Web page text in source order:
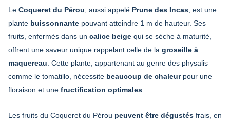
Le Coqueret du Pérou , aussi appelé Prune des Incas , est une
plante buissonnante pouvant atteindre 1 m de hauteur. Ses
fruits, enfermés dans un calice beige qui se sèche à maturité,
offrent une saveur unique rappelant celle de la groseille à
maquereau . Cette plante, appartenant au genre des physalis
comme le tomatillo, nécessite beaucoup de chaleurpour une
floraison et une fructification optimales
Les fruits du Coqueret du Pérou peuvent être dégustés frais, en